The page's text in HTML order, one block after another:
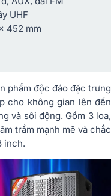
UHF
452 mm
phẩm độc đáo đặc trưng
cho không gian lên đến
và sôi động. Gồm 3 loa,
trầm mạnh mẽ và chắc
inch.